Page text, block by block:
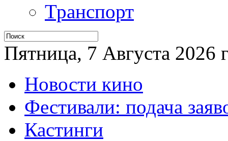
Транспорт
Пятница, 7 Августа 2026
Новости кино
Фестивали: подача
Кастинги